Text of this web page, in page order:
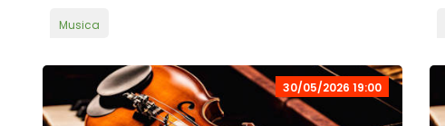
Musica
30/05/2026 19:00